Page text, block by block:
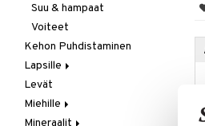
Snacks
Suklaa
Tee
Silmänympärysvoiteet
Voiteet
Eteeriset öljyt
Kylpy, suihku & saippuat
Öljyt
Vartalon kuorinta
Vartalovoiteet
Iho
Silmät
Suu & hampaat
Voiteet
Kehon Puhdistaminen
Lapsille
Ihonhoito
Rasvahapot
Vitamiinit &mineraalit
Levät
Miehille
Eturauhanen
Mineraalit